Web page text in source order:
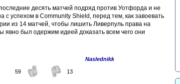
десять матчей подряд против Уотфорда и не
успехом в Community Shield, перед тем, как завоевать
из 14 матчей, чтобы лишить Ливерпуль права на
был одержим идеей доказать всем чего они
Naslednikk
59 13